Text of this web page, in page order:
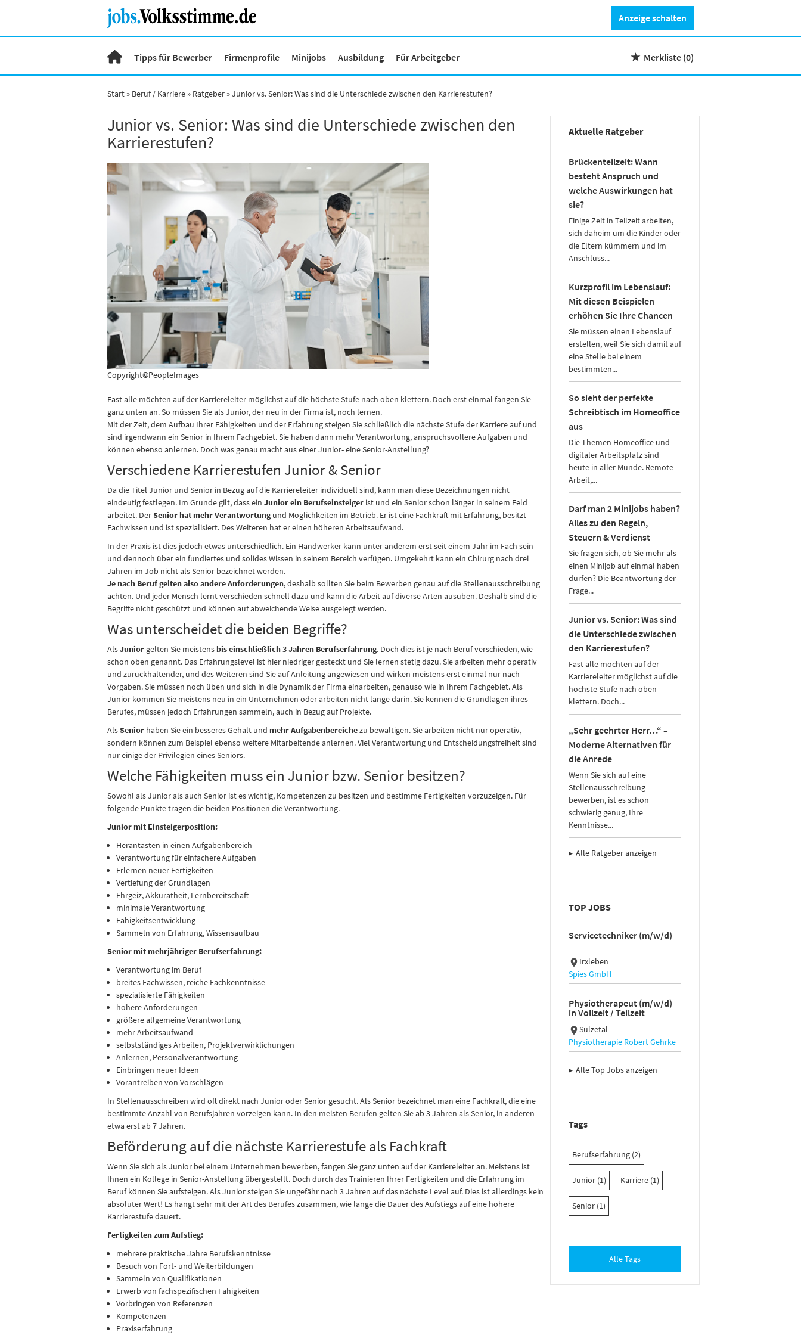
Anzeige schalten
Tipps für Bewerber Firmenprofile Minijobs Ausbildung Für Arbeitgeber Merkliste (0)
Start Beruf / Karriere Ratgeber Junior vs. Senior: Was sind die Unterschiede zwischen den Karrierestufen?
Junior vs. Senior: Was sind die Unterschiede zwischen den
Karrierestufen?
Copyright©PeopleImages
Fast alle möchten auf der Karriereleiter möglichst auf die höchste Stufe nach oben klettern. Doch erst einmal fangen Sie
ganz unten an. So müssen Sie als Junior, der neu in der Firma ist, noch lernen.
Mit der Zeit, dem Aufbau Ihrer Fähigkeiten und der Erfahrung steigen Sie schließlich die nächste Stufe der Karriere auf und
sind irgendwann ein Senior in Ihrem Fachgebiet. Sie haben dann mehr Verantwortung, anspruchsvollere Aufgaben und
können ebenso anlernen. Doch was genau macht aus einer Junior- eine Senior-Anstellung?
Verschiedene Karrierestufen Junior & Senior
Da die Titel Junior und Senior in Bezug auf die Karriereleiter individuell sind, kann man diese Bezeichnungen nicht
eindeutig festlegen. Im Grunde gilt, dass ein Junior ein Berufseinsteiger ist und ein Senior schon länger in seinem Feld
arbeitet. DerSenior hat mehr Verantwortungund Möglichkeiten im Betrieb. Er ist eine Fachkraft mit Erfahrung, besitzt
Fachwissen und ist spezialisiert. Des Weiteren hat er einen höheren Arbeitsaufwand.
In der Praxis ist dies jedoch etwas unterschiedlich. Ein Handwerker kann unter anderem erst seit einem Jahr im Fach sein
und dennoch über ein fundiertes und solides Wissen in seinem Bereich verfügen. Umgekehrt kann ein Chirurg nach drei
Jahren im Job nicht als Senior bezeichnet werden.
Je nach Beruf gelten also andere Anforderungen, deshalb sollten Sie beim Bewerben genau auf die Stellenausschreibung
achten. Und jeder Mensch lernt verschieden schnell dazu und kann die Arbeit auf diverse Arten ausüben. Deshalb sind die
Begriffe nicht geschützt und können auf abweichende Weise ausgelegt werden.
Was unterscheidet die beiden Begriffe?
AlsJunior gelten Sie meistens bis einschließlich 3 Jahren Berufserfahrung. Doch dies ist je nach Beruf verschieden, wie
schon oben genannt. Das Erfahrungslevel ist hier niedriger gesteckt und Sie lernen stetig dazu. Sie arbeiten mehr operativ
und zurückhaltender, und des Weiteren sind Sie auf Anleitung angewiesen und wirken meistens erst einmal nur nach
Vorgaben. Sie müssen noch üben und sich in die Dynamik der Firma einarbeiten, genauso wie in Ihrem Fachgebiet. Als
Junior kommen Sie meistens neu in ein Unternehmen oder arbeiten nicht lange darin. Sie kennen die Grundlagen ihres
Berufes, müssen jedoch Erfahrungen sammeln, auch in Bezug auf Projekte.
AlsSenior haben Sie ein besseres Gehalt und mehr Aufgabenbereichezu bewältigen. Sie arbeiten nicht nur operativ,
sondern können zum Beispiel ebenso weitere Mitarbeitende anlernen. Viel Verantwortung und Entscheidungsfreiheit sind
nur einige der Privilegien eines Seniors.
Welche Fähigkeiten muss ein Junior bzw. Senior besitzen?
Sowohl als Junior als auch Senior ist es wichtig, Kompetenzen zu besitzen und bestimme Fertigkeiten vorzuzeigen. Für
folgende Punkte tragen die beiden Positionen die Verantwortung.
Junior mit Einsteigerposition:
Herantasten in einen Aufgabenbereich
Verantwortung für einfachere Aufgaben
Erlernen neuer Fertigkeiten
Vertiefung der Grundlagen
Ehrgeiz, Akkuratheit, Lernbereitschaft
minimale Verantwortung
Fähigkeitsentwicklung
Sammeln von Erfahrung, Wissensaufbau
Senior mit mehrjähriger Berufserfahrung:
Verantwortung im Beruf
breites Fachwissen, reiche Fachkenntnisse
spezialisierte Fähigkeiten
höhere Anforderungen
größere allgemeine Verantwortung
mehr Arbeitsaufwand
selbstständiges Arbeiten, Projektverwirklichungen
Anlernen, Personalverantwortung
Einbringen neuer Ideen
Vorantreiben von Vorschlägen
In Stellenausschreiben wird oft direkt nach Junior oder Senior gesucht. Als Senior bezeichnet man eine Fachkraft, die eine
bestimmte Anzahl von Berufsjahren vorzeigen kann. In den meisten Berufen gelten Sie ab 3 Jahren als Senior, in anderen
etwa erst ab 7 Jahren.
Beförderung auf die nächste Karrierestufe als Fachkraft
Wenn Sie sich als Junior bei einem Unternehmen bewerben, fangen Sie ganz unten auf der Karriereleiter an. Meistens ist
Ihnen ein Kollege in Senior-Anstellung übergestellt. Doch durch das Trainieren Ihrer Fertigkeiten und die Erfahrung im
Beruf können Sie aufsteigen. Als Junior steigen Sie ungefähr nach 3 Jahren auf das nächste Level auf. Dies ist allerdings kein
absoluter Wert! Es hängt sehr mit der Art des Berufes zusammen, wie lange die Dauer des Aufstiegs auf eine höhere
Karrierestufe dauert.
Fertigkeiten zum Aufstieg:
mehrere praktische Jahre Berufskenntnisse
Besuch von Fort- und Weiterbildungen
Sammeln von Qualifikationen
Erwerb von fachspezifischen Fähigkeiten
Vorbringen von Referenzen
Kompetenzen
Praxiserfahrung
Aktuelle Ratgeber
Brückenteilzeit: Wann
besteht Anspruch und
welche Auswirkungen hat
sie?
Einige Zeit in Teilzeit arbeiten,
sich daheim um die Kinder oder
die Eltern kümmern und im
Anschluss...
Kurzprofil im Lebenslauf:
Mit diesen Beispielen
erhöhen Sie Ihre Chancen
Sie müssen einen Lebenslauf
erstellen, weil Sie sich damit auf
eine Stelle bei einem
bestimmten...
So sieht der perfekte
Schreibtisch im Homeoffice
aus
Die Themen Homeoffice und
digitaler Arbeitsplatz sind
heute in aller Munde. Remote-
Arbeit,...
Darf man 2 Minijobs haben?
Alles zu den Regeln,
Steuern & Verdienst
Sie fragen sich, ob Sie mehr als
einen Minijob auf einmal haben
dürfen? Die Beantwortung der
Frage...
Junior vs. Senior: Was sind
die Unterschiede zwischen
den Karrierestufen?
Fast alle möchten auf der
Karriereleiter möglichst auf die
höchste Stufe nach oben
klettern. Doch...
„Sehr geehrter Herr…“ –
Moderne Alternativen für
die Anrede
Wenn Sie sich auf eine
Stellenausschreibung
bewerben, ist es schon
schwierig genug, Ihre
Kenntnisse...
Alle Ratgeber anzeigen
TOP JOBS
Servicetechniker (m/w/d)
Irxleben
Spies GmbH
Physiotherapeut (m/w/d)
in Vollzeit / Teilzeit
Sülzetal
Physiotherapie Robert Gehrke
Alle Top Jobs anzeigen
Tags
Berufserfahrung (2)
Junior (1) Karriere (1)
Senior (1)
Alle Tags